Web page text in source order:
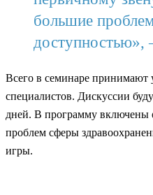
большие
доступностью»,
Всего в семинаре принимают
специалистов. Дискуссии
дней. В программу включены
проблем сферы
игры.